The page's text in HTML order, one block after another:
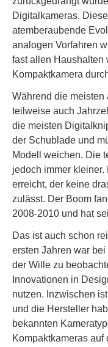
Digitalkameras.
atemberaubende
analogen Vorfahren
fast allen Haushalten
Kompaktkamera
Während die meisten
teilweise auch
die meisten
der Schublade und
Modell weichen. Die
jedoch immer
erreicht, der keine
zulässt. Der Boom
2008-2010 und hat
Das ist auch schon
ersten Jahren war
der Wille zu
Innovationen in
nutzen. Inzwischen
und die Hersteller
bekannten
Kompaktkameras